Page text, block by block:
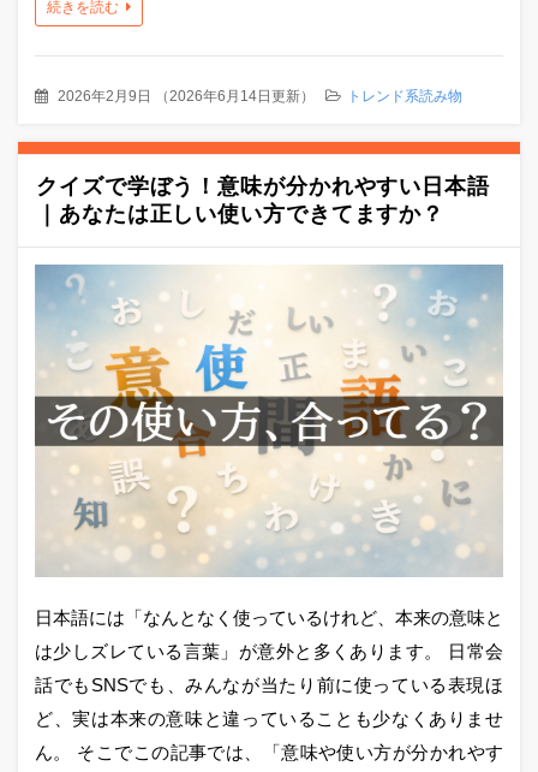
続きを読む
2026年2月9日 （2026年6月14日更新） トレンド系読み物
クイズで学ぼう！意味が分かれやすい日本語
｜あなたは正しい使い方できてますか？
日本語には「なんとなく使っているけれど、本来の意味と
は少しズレている言葉」が意外と多くあります。 日常会
話でもSNSでも、みんなが当たり前に使っている表現ほ
ど、実は本来の意味と違っていることも少なくありませ
ん。 そこでこの記事では、「意味や使い方が分かれやす